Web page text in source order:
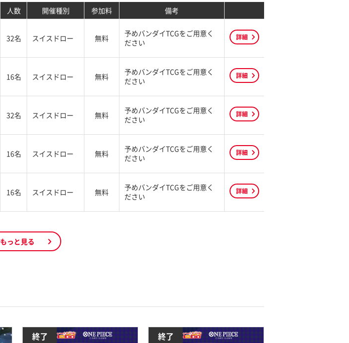
人数 開催種別 参加料 備考
32名 スイスドロー 無料
予めバンダイTCGをご用意く
ださい
詳細
16名 スイスドロー 無料
予めバンダイTCGをご用意く
ださい
詳細
32名 スイスドロー 無料
予めバンダイTCGをご用意く
ださい
詳細
16名 スイスドロー 無料
予めバンダイTCGをご用意く
ださい
詳細
16名 スイスドロー 無料
予めバンダイTCGをご用意く
ださい
詳細
もっと見る
終了 終了